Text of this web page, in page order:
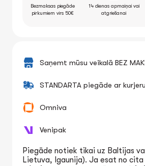
Bezmaksas piegāde
pirkumiem virs 50€
14 dienas apmaiņai vai
atgriešanai
Saņemt mūsu veikalā BEZ
STANDARTA piegāde ar kurjeru
Omniva
Venipak
Piegāde notiek tikai uz Baltijas
Lietuva, Igaunija). Ja esat no cita